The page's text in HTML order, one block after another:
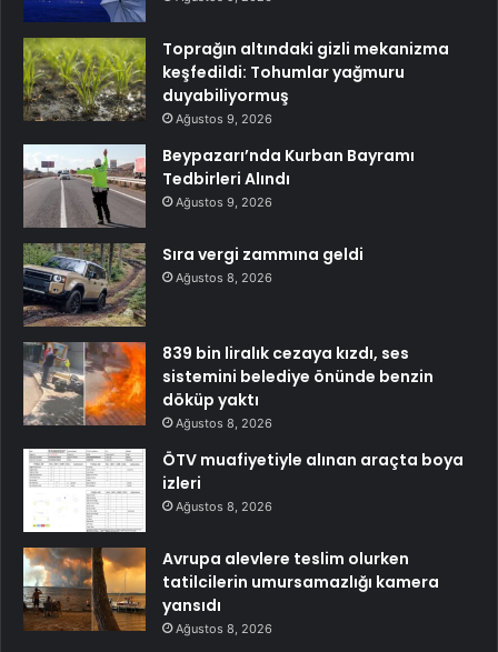
Toprağın altındaki gizli mekanizma
keşfedildi: Tohumlar yağmuru
duyabiliyormuş
Ağustos 9, 2026
Beypazarı’nda Kurban Bayramı
Tedbirleri Alındı
Ağustos 9, 2026
Sıra vergi zammına geldi
Ağustos 8, 2026
839 bin liralık cezaya kızdı, ses
sistemini belediye önünde benzin
döküp yaktı
Ağustos 8, 2026
ÖTV muafiyetiyle alınan araçta boya
izleri
Ağustos 8, 2026
Avrupa alevlere teslim olurken
tatilcilerin umursamazlığı kamera
yansıdı
Ağustos 8, 2026